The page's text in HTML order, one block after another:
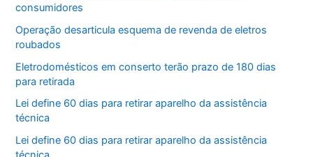
consumidores
Operação desarticula esquema de revenda de eletros
roubados
Eletrodomésticos em conserto terão prazo de 180 dias
para retirada
Lei define 60 dias para retirar aparelho da assistência
técnica
Lei define 60 dias para retirar aparelho da assistência